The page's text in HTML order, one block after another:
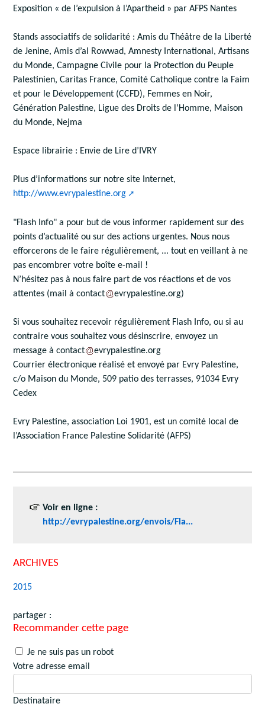
Exposition « de l’expulsion à l’Apartheid » par AFPS Nantes
Stands associatifs de solidarité : Amis du Théâtre de la Liberté
de Jenine, Amis d’al Rowwad, Amnesty International, Artisans
du Monde, Campagne Civile pour la Protection du Peuple
Palestinien, Caritas France, Comité Catholique contre la Faim
et pour le Développement (CCFD), Femmes en Noir,
Génération Palestine, Ligue des Droits de l’Homme, Maison
du Monde, Nejma
Espace librairie : Envie de Lire d’IVRY
Plus d’informations sur notre site Internet,
http://www.evrypalestine.org
"Flash Info" a pour but de vous informer rapidement sur des
points d’actualité ou sur des actions urgentes. Nous nous
efforcerons de le faire régulièrement, ... tout en veillant à ne
pas encombrer votre boîte e-mail !
N’hésitez pas à nous faire part de vos réactions et de vos
attentes (mail à contact
evrypalestine.org)
Si vous souhaitez recevoir régulièrement Flash Info, ou si au
contraire vous souhaitez vous désinscrire, envoyez un
message à contact
evrypalestine.org
Courrier électronique réalisé et envoyé par Evry Palestine,
c/o Maison du Monde, 509 patio des terrasses, 91034 Evry
Cedex
Evry Palestine, association Loi 1901, est un comité local de
l’Association France Palestine Solidarité (AFPS)
Voir en ligne :
http://evrypalestine.org/envois/Fla...
ARCHIVES
2015
partager :
Recommander cette page
Je ne suis pas un robot
Votre adresse email
Destinataire